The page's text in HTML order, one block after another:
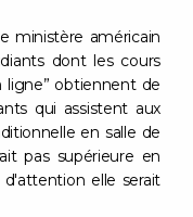
ministère américain
dont les cours
obtiennent de
qui assistent aux
en salle de
pas supérieure en
elle serait